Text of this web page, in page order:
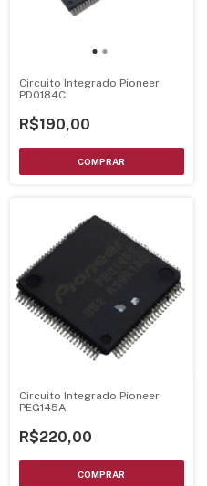
Circuito Integrado Pioneer
PD0184C
R$190,00
Circuito Integrado Pioneer
PEG145A
R$220,00